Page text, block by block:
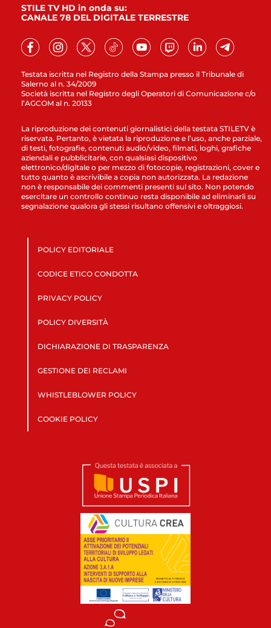
Testata iscritta nel Registro della Stampa presso il Tribunale di
Salerno al n. 34/2009
Società iscritta nel Registro degli Operatori di Comunicazione c/o
l’AGCOM al n. 20133
STILE TV HD in onda su:
CANALE 78 DEL DIGITALE TERRESTRE
La riproduzione dei contenuti giornalistici della testata STILETV è
riservata. Pertanto, è vietata la riproduzione e l’uso, anche parziale,
di testi, fotografie, contenuti audio/video, filmati, loghi, grafiche
aziendali e pubblicitarie, con qualsiasi dispositivo
elettronico/digitale o per mezzo di fotocopie, registrazioni, cover e
tutto quanto è ascrivibile a copia non autorizzata. La redazione
non è responsabile dei commenti presenti sul sito. Non potendo
esercitare un controllo continuo resta disponibile ad eliminarli su
segnalazione qualora gli stessi risultano offensivi e oltraggiosi.
POLICY EDITORIALE
CODICE ETICO CONDOTTA
PRIVACY POLICY
POLICY DIVERSITÀ
DICHIARAZIONE DI TRASPARENZA
GESTIONE DEI RECLAMI
WHISTLEBLOWER POLICY
COOKIE POLICY